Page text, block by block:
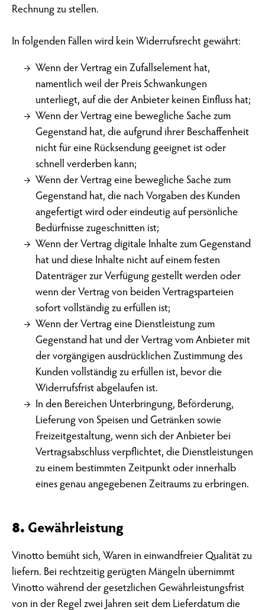
Rechnung zu stellen.
In folgenden Fällen wird kein Widerrufsrecht gewährt:
Wenn der Vertrag ein Zufallselement hat,
namentlich weil der Preis Schwankungen
unterliegt, auf die der Anbieter keinen Einfluss hat;
Wenn der Vertrag eine bewegliche Sache zum
Gegenstand hat, die aufgrund ihrer Beschaffenheit
nicht für eine Rücksendung geeignet ist oder
schnell verderben kann;
Wenn der Vertrag eine bewegliche Sache zum
Gegenstand hat, die nach Vorgaben des Kunden
angefertigt wird oder eindeutig auf persönliche
Bedürfnisse zugeschnitten ist;
Wenn der Vertrag digitale Inhalte zum Gegenstand
hat und diese Inhalte nicht auf einem festen
Datenträger zur Verfügung gestellt werden oder
wenn der Vertrag von beiden Vertragsparteien
sofort vollständig zu erfüllen ist;
Wenn der Vertrag eine Dienstleistung zum
Gegenstand hat und der Vertrag vom Anbieter mit
der vorgängigen ausdrücklichen Zustimmung des
Kunden vollständig zu erfüllen ist, bevor die
Widerrufsfrist abgelaufen ist.
In den Bereichen Unterbringung, Beförderung,
Lieferung von Speisen und Getränken sowie
Freizeitgestaltung, wenn sich der Anbieter bei
Vertragsabschluss verpflichtet, die Dienstleistungen
zu einem bestimmten Zeitpunkt oder innerhalb
eines genau angegebenen Zeitraums zu erbringen.
8. Gewährleistung
Vinotto bemüht sich, Waren in einwandfreier Qualität zu
liefern. Bei rechtzeitig gerügten Mängeln übernimmt
Vinotto während der gesetzlichen Gewährleistungsfrist
von in der Regel zwei Jahren seit dem Lieferdatum die